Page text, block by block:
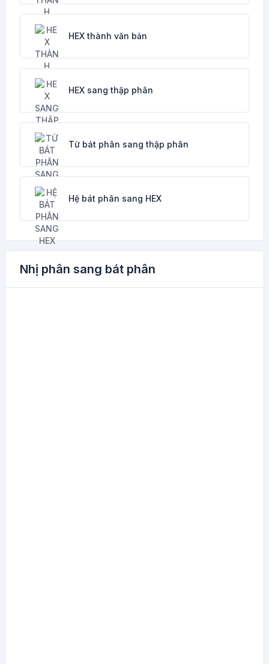
HEX thành văn bản
HEX sang thập phân
Từ bát phân sang thập phân
Hệ bát phân sang HEX
Nhị phân sang bát phân